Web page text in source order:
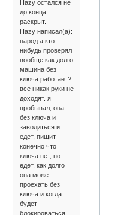
Hazy остался не
до конца
раскрыт.
Hazy написал(а):
народ а кто-
нибудь проверял
вообще как долго
машина без
ключа работает?
все никак руки не
доходят. я
пробывал, она
без ключа и
заводиться и
едет, пищит
конечно что
ключа нет, но
едет. как долго
она может
проехать без
ключа и когда
будет
блокироваться